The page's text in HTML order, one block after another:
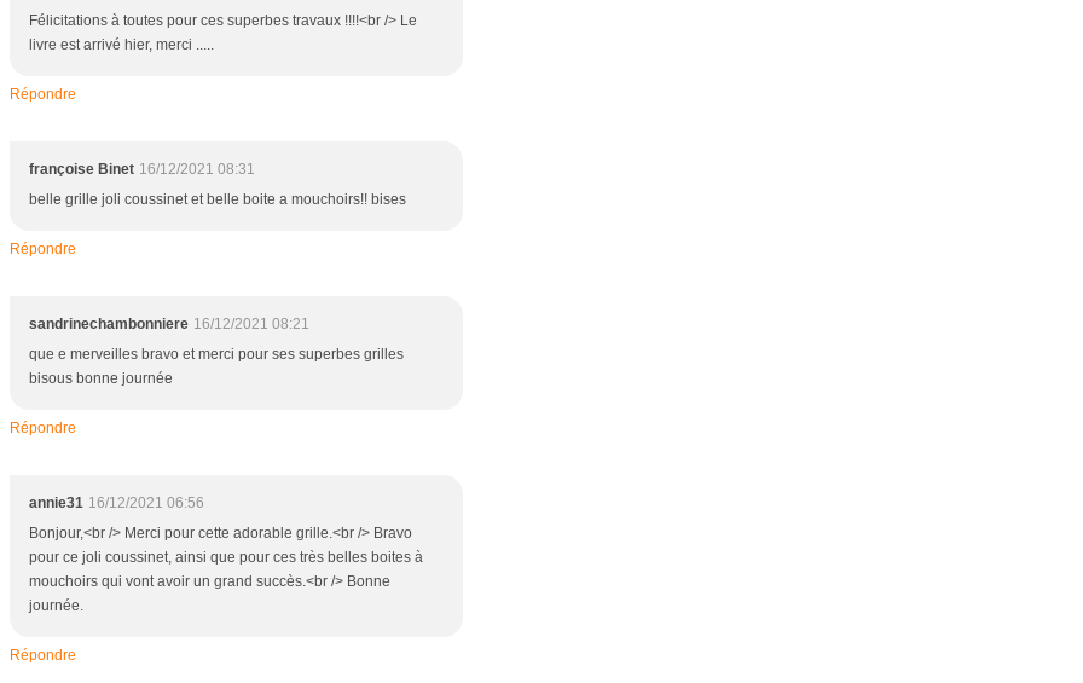
Félicitations à toutes pour ces superbes travaux !!!!<br /> Le
livre est arrivé hier, merci .....
Répondre
françoise Binet 16/12/2021 08:31
belle grille joli coussinet et belle boite a mouchoirs!! bises
Répondre
sandrinechambonniere 16/12/2021 08:21
que e merveilles bravo et merci pour ses superbes grilles
bisous bonne journée
Répondre
annie31 16/12/2021 06:56
Bonjour,<br /> Merci pour cette adorable grille.<br /> Bravo
pour ce joli coussinet, ainsi que pour ces très belles boites à
mouchoirs qui vont avoir un grand succès.<br /> Bonne
journée.
Répondre